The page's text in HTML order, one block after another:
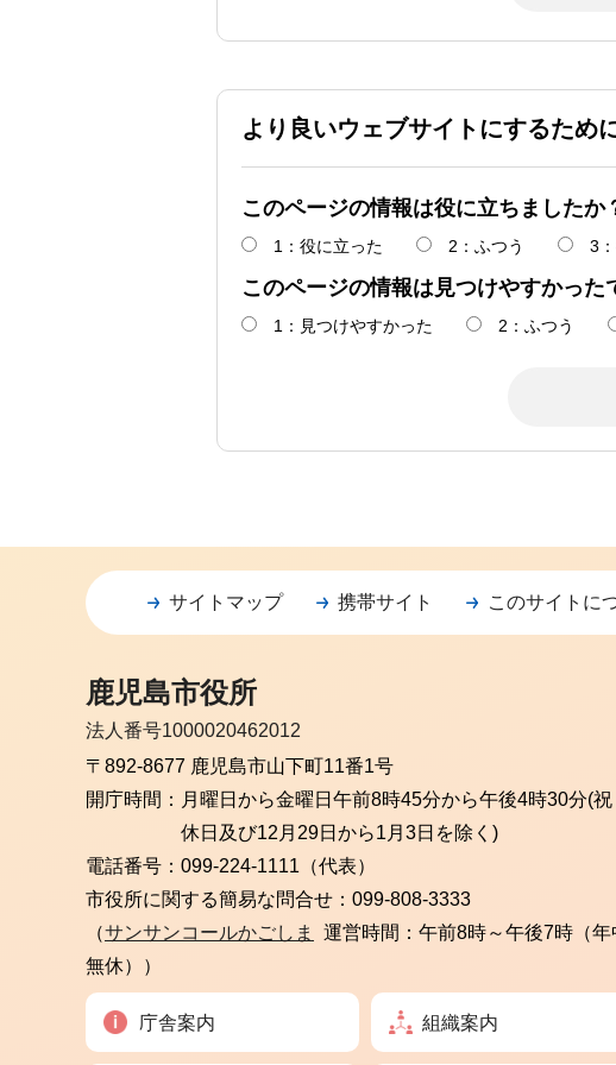
より良いウェブサイトにするため
このページの情報は役に立ちましたか
1：役に立った 2：ふつう 3
このページの情報は見つけやすかった
1：見つけやすかった 2：ふつう
サイトマップ 携帯サイト このサイトに
鹿児島市役所
法人番号1000020462012
〒892-8677 鹿児島市山下町11番1号
開庁時間： 月曜日から金曜日 午前8時45分から午後4時30分(祝
休日及び12月29日から1月3日を除く)
電話番号： 099-224-1111（代表）
市役所に関する簡易な問合せ： 099-808-3333
（サンサンコールかごしま
運営時間：午前8時～午後7時（年
無休））
庁舎案内 組織案内